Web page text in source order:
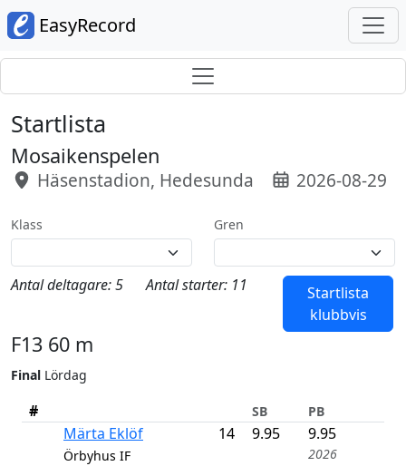
EasyRecord
Startlista
Mosaikenspelen
Häsenstadion, Hedesunda 2026-08-29
Klass Gren
Antal deltagare: 5 Antal starter: 11
Startlista
klubbvis
F13 60 m
Final Lördag
# SB PB
Märta Eklöf
Örbyhus IF
14 9.95 9.95
2026